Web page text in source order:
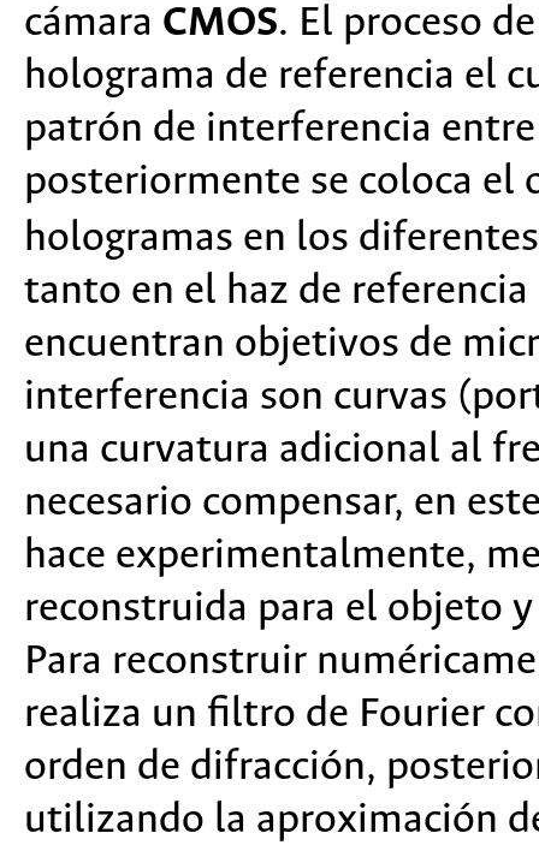
cámara CMOS. El proceso
holograma de referencia el
patrón de interferencia
posteriormente se coloca el
hologramas en los
tanto en el haz de
encuentran objetivos de
interferencia son curvas
una curvatura adicional al
necesario compensar, en
hace experimentalmente,
reconstruida para el objeto
Para reconstruir
realiza un filtro de Fourier
orden de difracción,
utilizando la aproximación